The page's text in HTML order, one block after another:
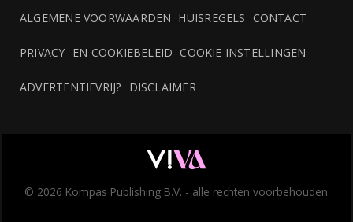
ALGEMENE VOORWAARDEN HUISREGELS CONTACT
PRIVACY- EN COOKIEBELEID COOKIE INSTELLINGEN
ADVERTENTIEVRIJ? DISCLAIMER
© 2026 Kompas Publishing B.V. - alle rechten voorbehouden